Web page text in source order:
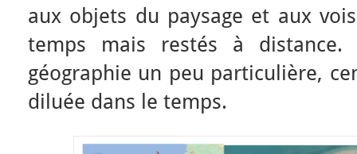
aux objets du paysage et aux
temps mais restés à distance.
géographie un peu particulière,
diluée dans le temps.